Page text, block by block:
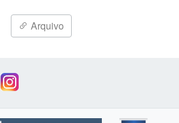
Arquivo